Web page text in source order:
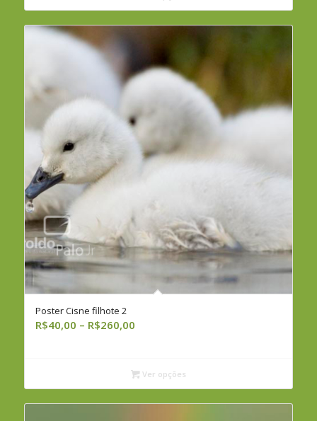
através
R$260,00
Poster Cisne filhote 2
R$40,00 – R$260,00Faixa
R$40,00
através
R$260,00
Ver opções